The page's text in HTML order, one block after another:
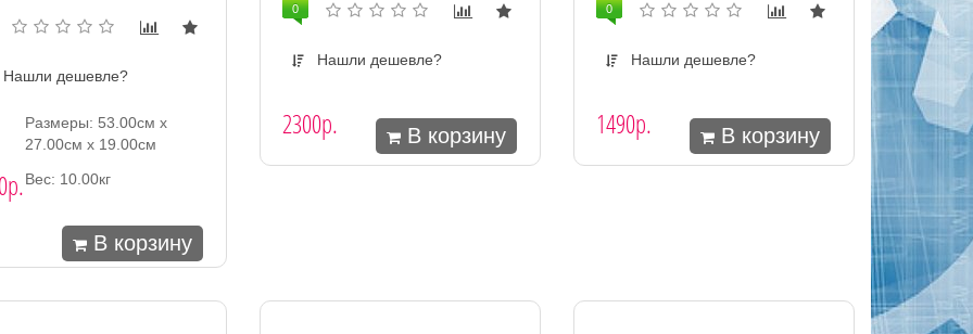
дешевле?
Размеры: 53.00см x
27.00см x 19.00см
Вес: 10.00кг
В корзину
0
Нашли дешевле?
2300р. В корзину
0
Нашли дешевле?
1490р. В корзину